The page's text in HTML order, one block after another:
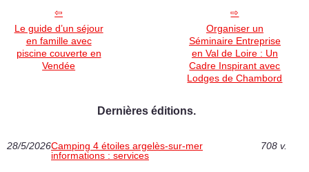
Le guide d’un séjour
en famille avec
piscine couverte en
Vendée
Organiser un
Séminaire Entreprise
en Val de Loire : Un
Cadre Inspirant avec
Lodges de Chambord
Dernières éditions.
28/5/2026Camping 4 étoiles argelès-sur-mer
informations : services
708 v.